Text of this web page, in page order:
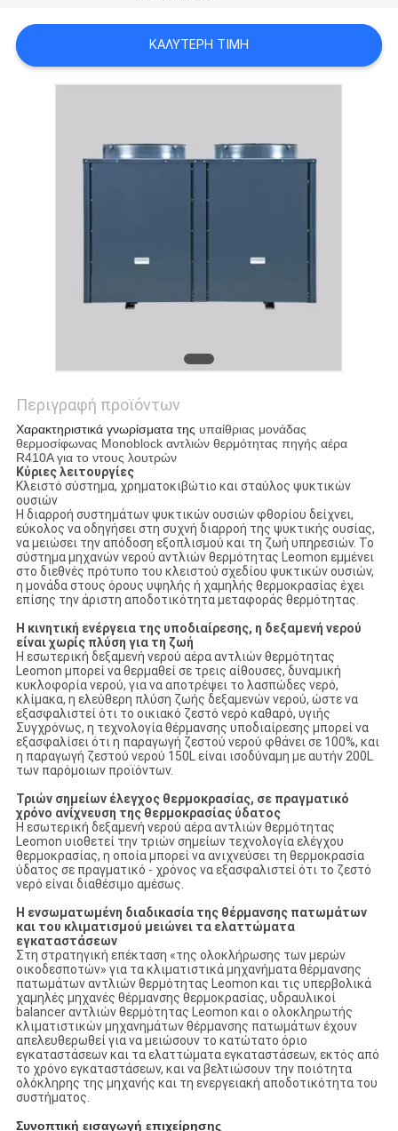
ΠΟΛΙΤΙΚΉ
ΚΑΛΎΤΕΡΗ ΤΙΜΉ
Περιγραφή προϊόντων
Χαρακτηριστικά γνωρίσματα της υπαίθριας μονάδας
θερμοσίφωνας Monoblock αντλιών θερμότητας πηγής αέρα
R410A για το ντους λουτρών
Κύριες λειτουργίες
Κλειστό σύστημα, χρηματοκιβώτιο και σταύλος ψυκτικών
ουσιών
Η διαρροή συστημάτων ψυκτικών ουσιών φθορίου δείχνει,
εύκολος να οδηγήσει στη συχνή διαρροή της ψυκτικής ουσίας,
να μειώσει την απόδοση εξοπλισμού και τη ζωή υπηρεσιών. Το
σύστημα μηχανών νερού αντλιών θερμότητας Leomon εμμένει
στο διεθνές πρότυπο του κλειστού σχεδίου ψυκτικών ουσιών,
η μονάδα στους όρους υψηλής ή χαμηλής θερμοκρασίας έχει
επίσης την άριστη αποδοτικότητα μεταφοράς θερμότητας.
Η κινητική ενέργεια της υποδιαίρεσης, η δεξαμενή νερού
είναι χωρίς πλύση για τη ζωή
Η εσωτερική δεξαμενή νερού αέρα αντλιών θερμότητας
Leomon μπορεί να θερμαθεί σε τρεις αίθουσες, δυναμική
κυκλοφορία νερού, για να αποτρέψει το λασπώδες νερό,
κλίμακα, η ελεύθερη πλύση ζωής δεξαμενών νερού, ώστε να
εξασφαλιστεί ότι το οικιακό ζεστό νερό καθαρό, υγιής
Συγχρόνως, η τεχνολογία θέρμανσης υποδιαίρεσης μπορεί να
εξασφαλίσει ότι η παραγωγή ζεστού νερού φθάνει σε 100%, και
η παραγωγή ζεστού νερού 150L είναι ισοδύναμη με αυτήν 200L
των παρόμοιων προϊόντων.
Τριών σημείων έλεγχος θερμοκρασίας, σε πραγματικό
χρόνο ανίχνευση της θερμοκρασίας ύδατος
Η εσωτερική δεξαμενή νερού αέρα αντλιών θερμότητας
Leomon υιοθετεί την τριών σημείων τεχνολογία ελέγχου
θερμοκρασίας, η οποία μπορεί να ανιχνεύσει τη θερμοκρασία
ύδατος σε πραγματικό - χρόνος να εξασφαλιστεί ότι το ζεστό
νερό είναι διαθέσιμο αμέσως.
Η ενσωματωμένη διαδικασία της θέρμανσης πατωμάτων
και του κλιματισμού μειώνει τα ελαττώματα
εγκαταστάσεων
Στη στρατηγική επέκταση «της ολοκλήρωσης των μερών
οικοδεσποτών» για τα κλιματιστικά μηχανήματα θέρμανσης
πατωμάτων αντλιών θερμότητας Leomon και τις υπερβολικά
χαμηλές μηχανές θέρμανσης θερμοκρασίας, υδραυλικοί
balancer αντλιών θερμότητας Leomon και ο ολοκληρωτής
κλιματιστικών μηχανημάτων θέρμανσης πατωμάτων έχουν
απελευθερωθεί για να μειώσουν το κατώτατο όριο
εγκαταστάσεων και τα ελαττώματα εγκαταστάσεων, εκτός από
το χρόνο εγκαταστάσεων, και να βελτιώσουν την ποιότητα
ολόκληρης της μηχανής και τη ενεργειακή αποδοτικότητα του
συστήματος.
Συνοπτική εισαγωγή επιχείρησης